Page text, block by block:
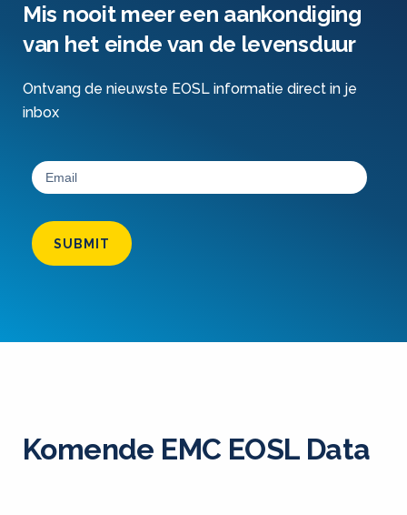
Mis nooit meer een aankondiging
van het einde van de levensduur
Ontvang de nieuwste EOSL informatie direct in je
inbox
SUBMIT
Komende EMC EOSL Data